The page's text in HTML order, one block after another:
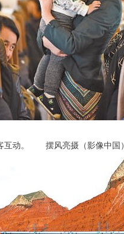
互动。 摆风亮摄（影像中国）